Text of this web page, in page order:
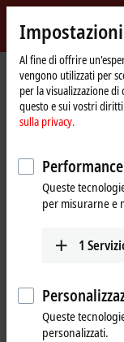
Beckhoff
-
New
Automation
Technology
Pagina
iniziale
Prodotti I/O
ZK2051-5400-0xxx
ZK2051-
PUR, drag-
2.5 mm²
Al fine di offrire
vengono utilizzati per
per la visualizzazione
questo e sui vostri
sulla privacy.
Queste
per misurarne e
1
Queste
personalizzati.